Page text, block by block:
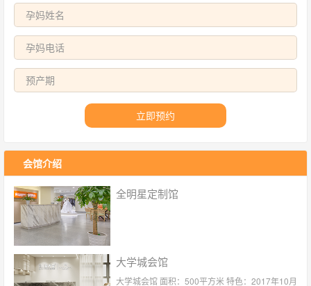
立即预约
会馆介绍
全明星定制馆
大学城会馆
大学城会馆 面积：500平方米 特色：2017年10月